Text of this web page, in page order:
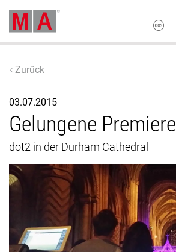
Zurück
03.07.2015
Gelungene Premiere
dot2 in der Durham Cathedral